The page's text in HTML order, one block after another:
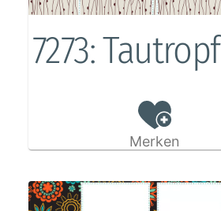
7273: Tautropf
Merken